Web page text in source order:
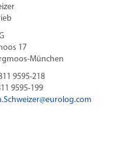
17
München
9595-218
9595-199
eurolog.com